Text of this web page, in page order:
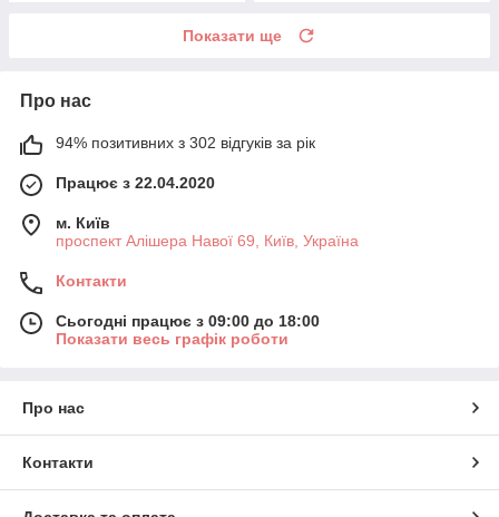
Показати ще
Про нас
94% позитивних з 302 відгуків за рік
Працює з 22.04.2020
м. Київ
проспект Алішера Навої 69, Київ, Україна
Контакти
Сьогодні працює з 09:00 до 18:00
Показати весь графік роботи
Про нас
Контакти